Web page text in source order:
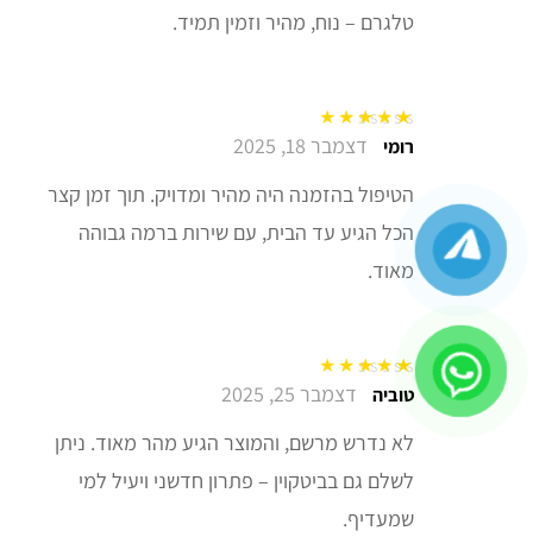
טלגרם – נוח, מהיר וזמין תמיד.
דורג5מתוך 5 רומי דצמבר 18, 2025
הטיפול בהזמנה היה מהיר ומדויק. תוך זמן קצר
הכל הגיע עד הבית, עם שירות ברמה גבוהה
מאוד.
דורג5מתוך 5טוביה דצמבר 25, 2025
לא נדרש מרשם, והמוצר הגיע מהר מאוד. ניתן
לשלם גם בביטקוין – פתרון חדשני ויעיל למי
שמעדיף.